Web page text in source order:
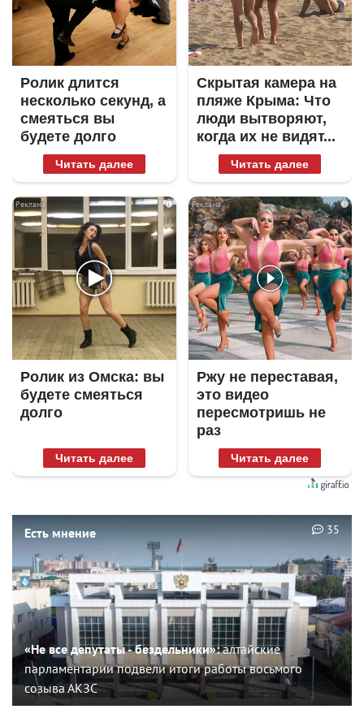
Ролик длится
несколько секунд, а
смеяться вы
будете долго
Читать далее
Скрытая камера на
пляже Крыма: Что
люди вытворяют,
когда их не видят...
Читать далее
i
Ролик из Омска: вы
будете смеяться
долго
Читать далее
i
Ржу не переставая,
это видео
пересмотришь не
раз
Читать далее
Есть мнение
«Не все депутаты - бездельники»:алтайские
парламентарии подвели итоги работы восьмого
созыва АКЗС
35